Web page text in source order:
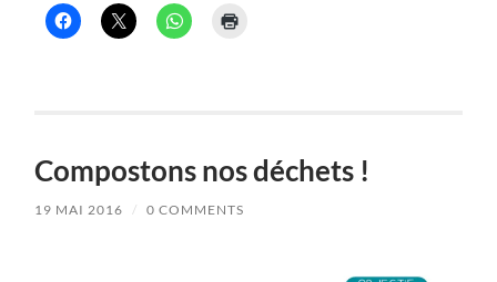
Compostons nos déchets !
19 MAI 2016 / 0 COMMENTS